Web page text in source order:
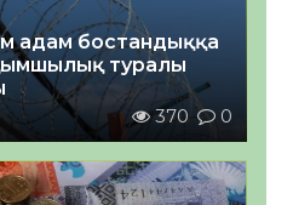
адам бостандыққа
туралы
370 0